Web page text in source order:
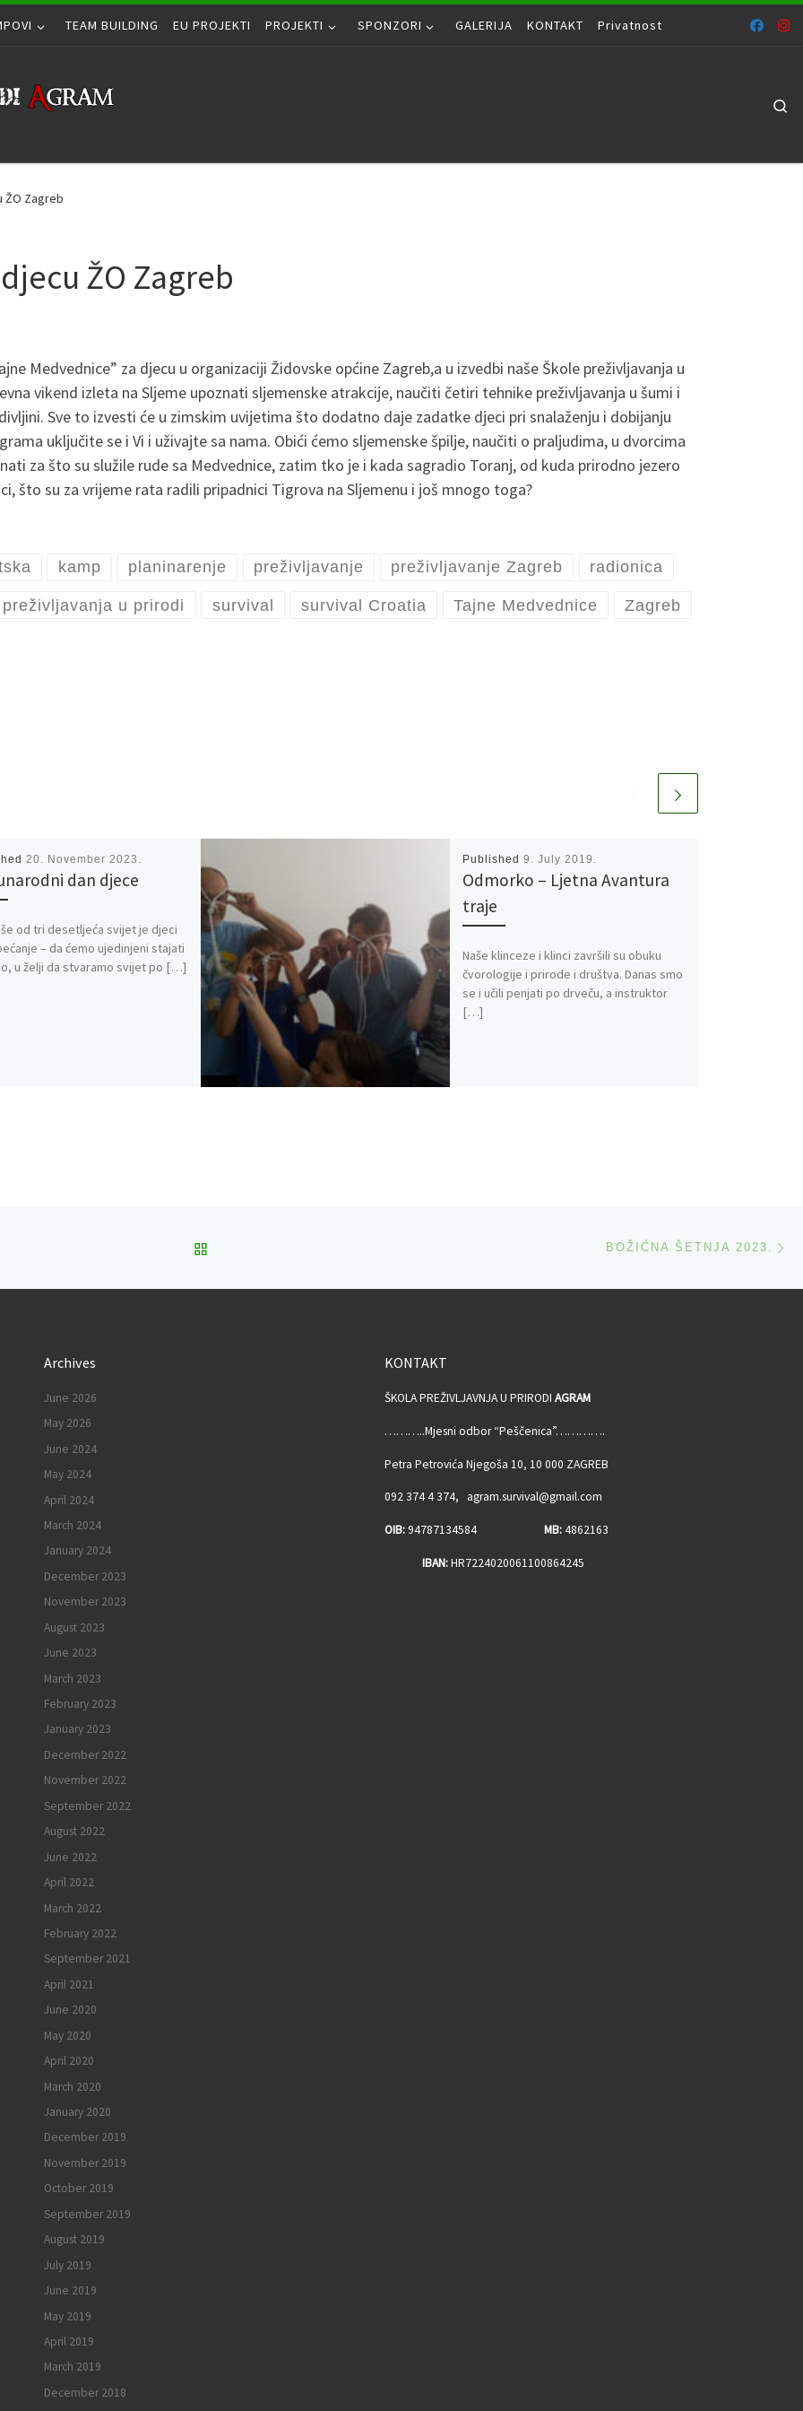
TEAM BUILDING EU PROJEKTI PROJEKTI SPONZORI GALERIJA KONTAKT Privatnost
ŽO Zagreb
ŽO Zagreb
Medvednice” za djecu u organizaciji Židovske općine Zagreb,a u izvedbi naše Škole preživljavanja u
vikend izleta na Sljeme upoznati sljemenske atrakcije, naučiti četiri tehnike preživljavanja u šumi i
Sve to izvesti će u zimskim uvijetima što dodatno daje zadatke djeci pri snalaženju i dobijanju
uključite se i Vi i uživajte sa nama. Obići ćemo sljemenske špilje, naučiti o praljudima, u dvorcima
za što su služile rude sa Medvednice, zatim tko je i kada sagradio Toranj, od kuda prirodno jezero
što su za vrijeme rata radili pripadnici Tigrova na Sljemenu i još mnogo toga?
kamp planinarenje preživljavanje preživljavanje Zagreb radionica
u prirodi survival survival Croatia Tajne Medvednice Zagreb
20. November 2023.
dan djece
od tri desetljeća svijet je djeci
– da ćemo ujedinjeni stajati
u želji da stvaramo svijet po […]
Published 9. July 2019.
Odmorko – Ljetna Avantura
traje
Naše klinceze i klinci završili su obuku
čvorologije i prirode i društva. Danas smo
se i učili penjati po drveču, a instruktor
[…]
BOŽIĆNA ŠETNJA 2023.
Archives
June 2026
May 2026
June 2024
May 2024
April 2024
March 2024
January 2024
December 2023
November 2023
August 2023
June 2023
March 2023
February 2023
January 2023
December 2022
November 2022
September 2022
August 2022
June 2022
April 2022
March 2022
February 2022
September 2021
April 2021
June 2020
May 2020
April 2020
March 2020
January 2020
December 2019
November 2019
October 2019
September 2019
August 2019
July 2019
June 2019
May 2019
April 2019
March 2019
December 2018
KONTAKT
ŠKOLA PREŽIVLJAVNJA U PRIRODI AGRAM
………..Mjesni odbor “Peščenica”………….
Petra Petrovića Njegoša 10, 10 000 ZAGREB
092 374 4 374, agram.survival@gmail.com
OIB:94787134584 MB:4862163
IBAN:HR7224020061100864245